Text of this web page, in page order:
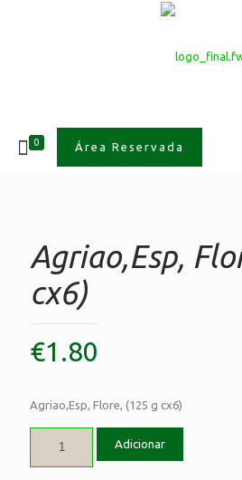
0 Área Reservada
Agriao,Esp,
cx6)
€1.80
Agriao,Esp, Flore, (125 g cx6)
Adicionar